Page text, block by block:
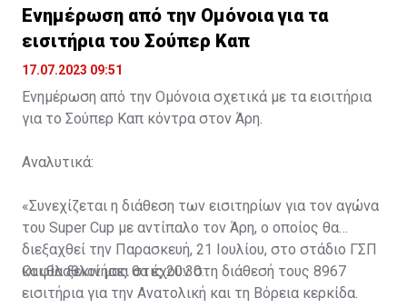
Ενημέρωση από την Ομόνοια για τα
εισιτήρια του Σούπερ Καπ
17.07.2023 09:51
Ενημέρωση από την Ομόνοια σχετικά με τα εισιτήρια
για το Σούπερ Καπ κόντρα στον Άρη.
Αναλυτικά:
«Συνεχίζεται η διάθεση των εισιτηρίων για τον αγώνα
του Super Cup με αντίπαλο τον Άρη, ο οποίος θα
διεξαχθεί την Παρασκευή, 21 Ιουλίου, στο στάδιο ΓΣΠ
και θα ξεκινήσει στις 20:30.
Οι φίλαθλοί μας θα έχουν στη διάθεσή τους 8967
εισιτήρια για την Ανατολική και τη Βόρεια κερκίδα.